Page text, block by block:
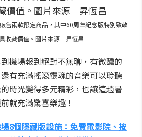
售兩款限定商品，其中60周年紀念版特別致敬
收藏價值。圖片來源｜昇恆昌
機場報到絕對不無聊，有微醺的
有充滿搖滾靈魂的音樂可以聆聽
時光變得多元精彩，也讓這趟暑
就充滿驚喜樂趣！
8個隱藏版設施：免費電影院、按